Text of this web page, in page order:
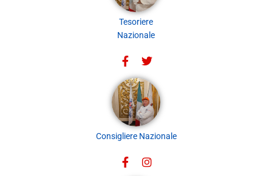
Tesoriere
Nazionale
Consigliere Nazionale